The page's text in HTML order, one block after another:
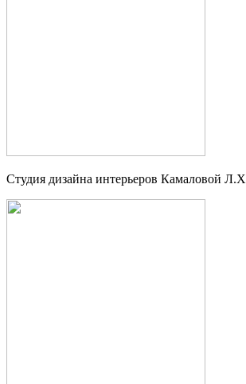
Студия дизайна интерьеров Камаловой Л.Х